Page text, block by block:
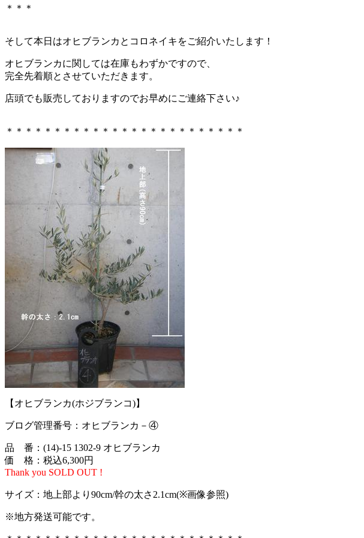
＊＊＊
そして本日はオヒブランカとコロネイキをご紹介いたします！
オヒブランカに関しては在庫もわずかですので、
完全先着順とさせていただきます。
店頭でも販売しておりますのでお早めにご連絡下さい♪
＊＊＊＊＊＊＊＊＊＊＊＊＊＊＊＊＊＊＊＊＊＊＊＊＊
【オヒブランカ(ホジブランコ)】
ブログ管理番号：オヒブランカ－④
品 番：(14)-15 1302-9 オヒブランカ
価 格：税込6,300円
Thank you SOLD OUT !
サイズ：地上部より90cm/幹の太さ2.1cm(※画像参照)
※地方発送可能です。